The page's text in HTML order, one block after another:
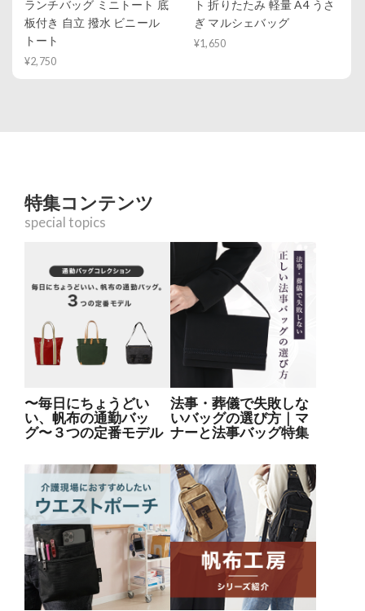
ランチバッグ ミニトート 底
板付き 自立 撥水 ビニール
トート
¥2,750
ト 折りたたみ 軽量 A4 うさ
ぎ マルシェバッグ
¥1,650
特集コンテンツ
special topics
〜毎日にちょうどい
い、帆布の通勤バッ
グ〜３つの定番モデル
法事・葬儀で失敗しな
いバッグの選び方｜マ
ナーと法事バッグ特集